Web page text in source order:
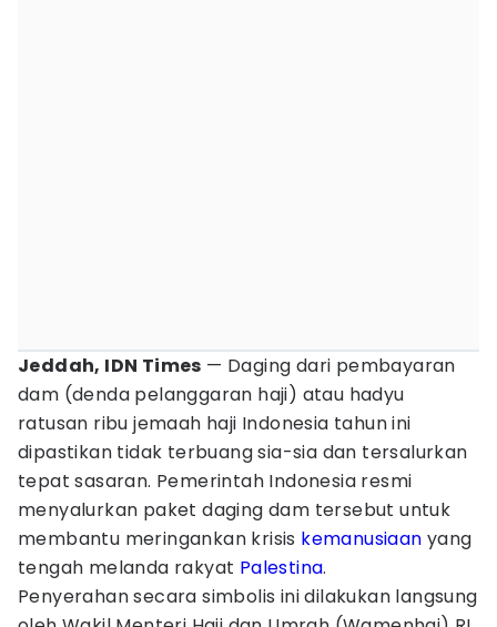
Jeddah, IDN Times — Daging dari pembayaran
dam (denda pelanggaran haji) atau hadyu
ratusan ribu jemaah haji Indonesia tahun ini
dipastikan tidak terbuang sia-sia dan tersalurkan
tepat sasaran. Pemerintah Indonesia resmi
menyalurkan paket daging dam tersebut untuk
membantu meringankan krisis kemanusiaan yang
tengah melanda rakyat Palestina.
Penyerahan secara simbolis ini dilakukan langsung